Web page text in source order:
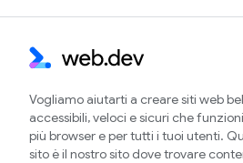
Vogliamo aiutarti a creare siti web
accessibili, veloci e sicuri che
più browser e per tutti i tuoi utenti.
sito è il nostro sito dove trovare